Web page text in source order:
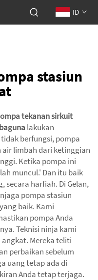
ID
stasiun
tekanan sirkuit
lakukan
berfungsi, pompa
limbah dari ketinggian
Ketika pompa ini
muncul.' Dan itu baik
secara harfiah. Di Gelan,
pompa stasiun
baik. Kami
pompa Anda
Teknisi ninja kami
Mereka teliti
perbaikan sebelum
uang tetap ada di
Anda tetap terjaga.